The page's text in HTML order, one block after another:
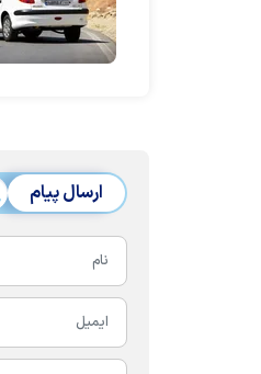
ارسال پیام